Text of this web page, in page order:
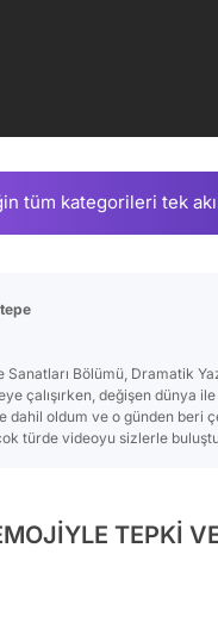
tüm kategorileri tek
Bölümü, Dramatik
çalışırken, değişen dünya
dahil oldum ve o günden
türde videoyu sizlerle
TEPKİ